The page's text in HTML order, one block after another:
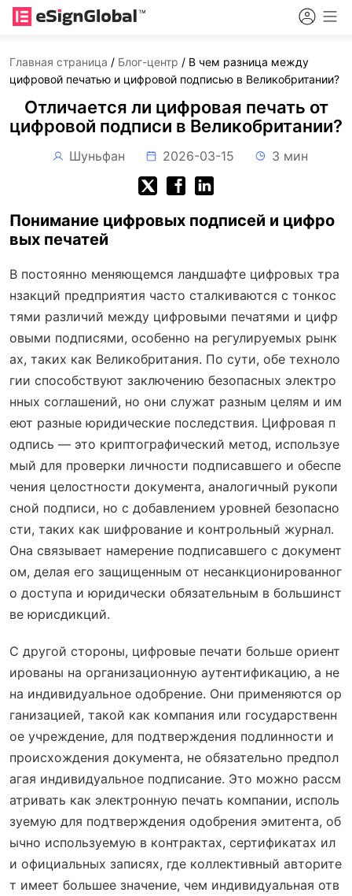
Главная страница / Блог-центр / В чем разница между
цифровой печатью и цифровой подписью в Великобритании?
Отличается ли цифровая печать от
цифровой подписи в Великобритании?
Шуньфан 2026-03-15 3 мин
Понимание цифровых подписей и цифро
вых печатей
В постоянно меняющемся ландшафте цифровых тра
нзакций предприятия часто сталкиваются с тонкос
тями различий между цифровыми печатями и цифр
овыми подписями, особенно на регулируемых рынк
ах, таких как Великобритания. По сути, обе техноло
гии способствуют заключению безопасных электро
нных соглашений, но они служат разным целям и им
еют разные юридические последствия. Цифровая п
одпись — это криптографический метод, используе
мый для проверки личности подписавшего и обеспе
чения целостности документа, аналогичный рукопи
сной подписи, но с добавлением уровней безопасно
сти, таких как шифрование и контрольный журнал.
Она связывает намерение подписавшего с документ
ом, делая его защищенным от несанкционированног
о доступа и юридически обязательным в большинст
ве юрисдикций.
С другой стороны, цифровые печати больше ориент
ированы на организационную аутентификацию, а не
на индивидуальное одобрение. Они применяются ор
ганизацией, такой как компания или государственн
ое учреждение, для подтверждения подлинности и
происхождения документа, не обязательно предпол
агая индивидуальное подписание. Это можно рассм
атривать как электронную печать компании, исполь
зуемую для подтверждения одобрения эмитента, об
ычно используемую в контрактах, сертификатах ил
и официальных записях, где коллективный авторите
т имеет большее значение, чем индивидуальная отв